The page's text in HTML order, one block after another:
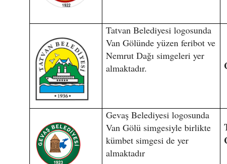
Tatvan Belediyesi logosunda
Van Gölünde yüzen feribot ve
Nemrut Dağı simgeleri yer
almaktadır.
Gevaş Belediyesi logosunda
Van Gölü simgesiyle birlikte
kümbet simgesi de yer
almaktadır